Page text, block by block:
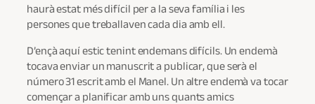
haurà estat més difícil per a la seva família i les
persones que treballaven cada dia amb ell.
D’ençà aquí estic tenint endemans difícils. Un endemà
tocava enviar un manuscrit a publicar, que serà el
número 31 escrit amb el Manel. Un altre endemà va tocar
començar a planificar amb uns quants amics